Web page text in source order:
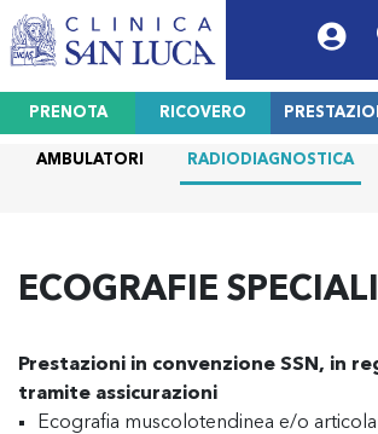
PRENOTA RICOVERO
AMBULATORI RADIODIAGNOSTICA
ECOGRAFIE
Prestazioni in convenzione SSN, in
tramite assicurazioni
Ecografia muscolotendinea e/o